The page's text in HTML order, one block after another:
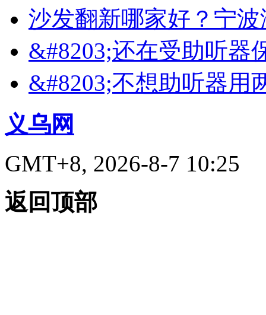
沙发翻新哪家好？宁
&#8203;还在受助听器
&#8203;不想助听器用
义乌网
GMT+8, 2026-8-7 10:25
返回顶部